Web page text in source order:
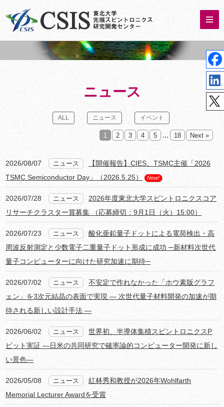
ニュース
ALL ニュース イベント
1 2 3 4 5 ... 18 Next »
2026/08/07 ニュース
【開催報告】CIES、TSMC主催「2026
TSMC Semiconductor Day」（2026.5.25）
New!
2026/07/28 ニュース
2026年度東北大学スピントロニクスコア
リサーチクラスター賞募集 （応募締切：9月1日（火）15:00）
2026/07/23 ニュース
酸化亜鉛量子ドットによる電荷検出・高
周波反射測定と少数電子二重量子ドット形成に成功 ─新材料次世代
量子コンピューターに向けた研究加速に期待─
2026/07/02 ニュース
不安定で作れなかった「ホウ素版グラフ
ェン」を3次元結晶の表面で実現 ― 次世代量子材料開発の加速が期
待される新しい設計手法 ―
2026/06/02 ニュース
世界初、半導体集積スピントロニクスP
ビット実証 ―日米の共同研究で確率論的コンピューター開発に新し
い景色―
2026/05/08 ニュース
紅林秀和教授が2026年Wohlfarth
Memorial Lecturer Awardを受賞